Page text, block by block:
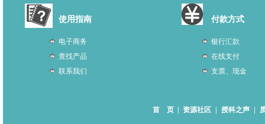
使用指南
电子商务
查找产品
联系我们
付款方式
银行汇款
在线支付
支票、现金
首 页 资源社区 授科之声